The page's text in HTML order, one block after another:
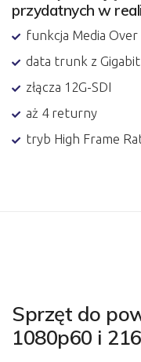
przydatnych w
funkcja Media Over
data trunk z
złącza 12G-SDI
aż 4 returny
tryb High Frame
Sprzęt do
1080p60 i